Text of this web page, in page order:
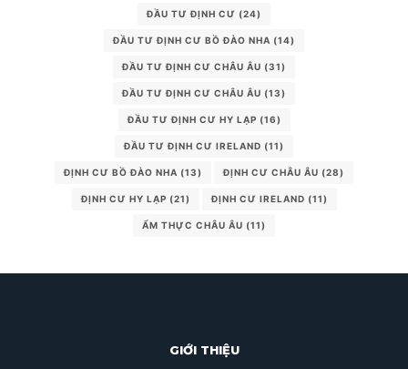
ĐẦU TƯ ĐỊNH CƯ (24)
ĐẦU TƯ ĐỊNH CƯ BỒ ĐÀO NHA (14)
ĐẦU TƯ ĐỊNH CƯ CHÂU ÂU (31)
ĐẦU TƯ ĐỊNH CƯ CHÂU ÂU (13)
ĐẦU TƯ ĐỊNH CƯ HY LẠP (16)
ĐẦU TƯ ĐỊNH CƯ IRELAND (11)
ĐỊNH CƯ BỒ ĐÀO NHA (13) ĐỊNH CƯ CHÂU ÂU (28)
ĐỊNH CƯ HY LẠP (21) ĐỊNH CƯ IRELAND (11)
ẨM THỰC CHÂU ÂU (11)
GIỚI THIỆU